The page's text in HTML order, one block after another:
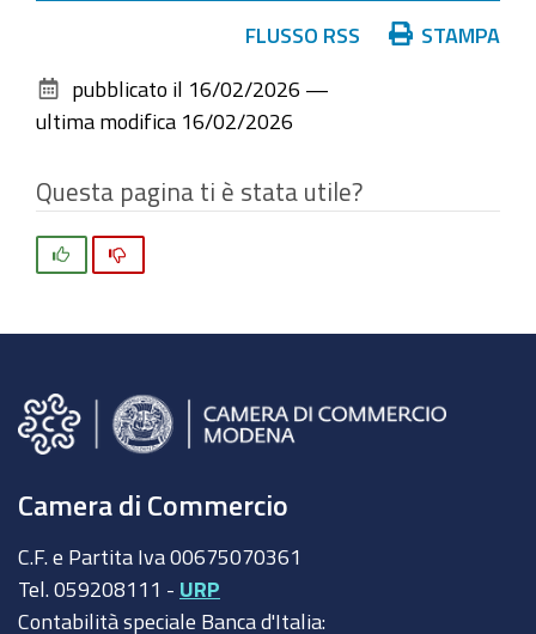
documento
FLUSSO RSS STAMPA
pubblicato il 16/02/2026 —
ultima modifica 16/02/2026
Questa pagina ti è stata utile?
Camera di Commercio
C.F. e Partita Iva 00675070361
Tel. 059208111 - URP
Contabilità speciale Banca d'Italia: